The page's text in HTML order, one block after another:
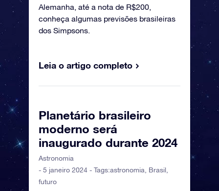
Alemanha, até a nota de R$200,
conheça algumas previsões brasileiras
dos Simpsons.
Leia o artigo completo
Planetário brasileiro
moderno será
inaugurado durante 2024
Astronomia
- 5 janeiro 2024 - Tags:astronomia Brasil
futuro